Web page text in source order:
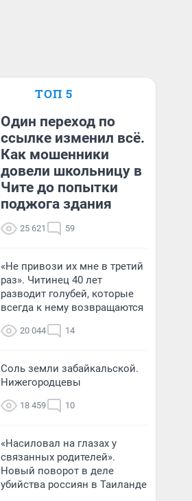
ТОП 5
Один переход по
ссылке изменил всё.
Как мошенники
довели школьницу в
Чите до попытки
поджога здания
25 621 59
«Не привози их мне в третий
раз». Читинец 40 лет
разводит голубей, которые
всегда к нему возвращаются
20 044 14
Соль земли забайкальской.
Нижегородцевы
18 459 10
«Насиловал на глазах у
связанных родителей».
Новый поворот в деле
убийства россиян в Таиланде